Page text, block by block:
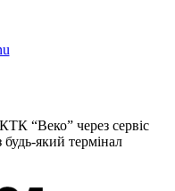
“Веко” через сервіс
будь-який термінал